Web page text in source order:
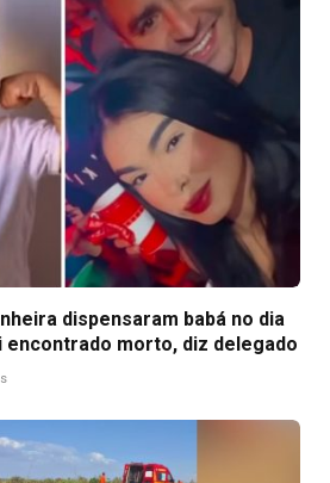
dispensaram babá no dia
encontrado morto, diz delegado